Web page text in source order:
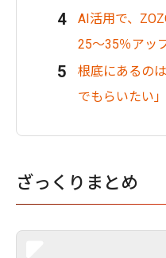
AI活用で、
25〜35％アッ
根底にあるの
でもらいたい
ざっくりまとめ